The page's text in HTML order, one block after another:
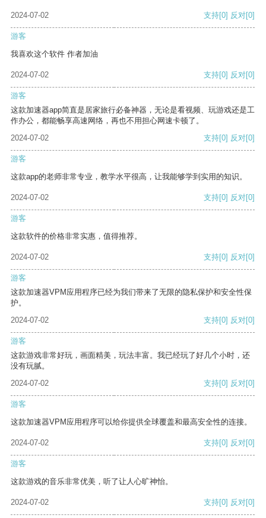
2024-07-02 支持[0] 反对[0]
游客
我喜欢这个软件 作者加油
2024-07-02 支持[0] 反对[0]
游客
这款加速器app简直是居家旅行必备神器，无论是看视频、玩游戏还是工
作办公，都能畅享高速网络，再也不用担心网速卡顿了。
2024-07-02
支持[0] 反对[0]
游客
这款app的老师非常专业，教学水平很高，让我能够学到实用的知识。
2024-07-02 支持[0] 反对[0]
游客
这款软件的价格非常实惠，值得推荐。
2024-07-02 支持[0] 反对[0]
游客
这款加速器VPM应用程序已经为我们带来了无限的隐私保护和安全性保
护。
2024-07-02
支持[0] 反对[0]
游客
这款游戏非常好玩，画面精美，玩法丰富。我已经玩了好几个小时，还
没有玩腻。
2024-07-02
支持[0] 反对[0]
游客
这款加速器VPM应用程序可以给你提供全球覆盖和最高安全性的连接。
2024-07-02 支持[0] 反对[0]
游客
这款游戏的音乐非常优美，听了让人心旷神怡。
2024-07-02 支持[0] 反对[0]